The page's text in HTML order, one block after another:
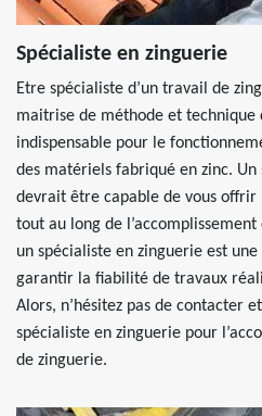
Spécialiste en zinguerie
Etre spécialiste d’un travail de
maitrise de méthode et technique
indispensable pour le
des matériels fabriqué en zinc.
devrait être capable de vous
tout au long de
un spécialiste en zinguerie est
garantir la fiabilité de travaux
Alors, n’hésitez pas de contacter
spécialiste en zinguerie pour
de zinguerie.